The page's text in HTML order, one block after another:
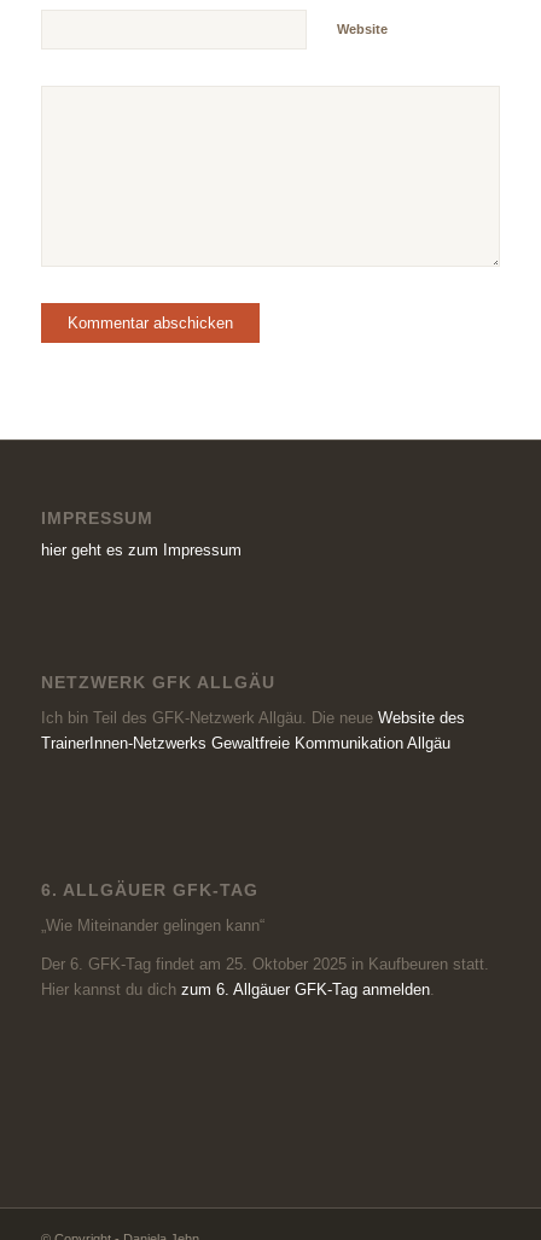
Website
IMPRESSUM
hier geht es zum Impressum
NETZWERK GFK ALLGÄU
Ich bin Teil des GFK-Netzwerk Allgäu. Die neue Website des
TrainerInnen-Netzwerks Gewaltfreie Kommunikation Allgäu
6. ALLGÄUER GFK-TAG
„Wie Miteinander gelingen kann“
Der 6. GFK-Tag findet am 25. Oktober 2025 in Kaufbeuren statt.
Hier kannst du dich zum 6. Allgäuer GFK-Tag anmelden.